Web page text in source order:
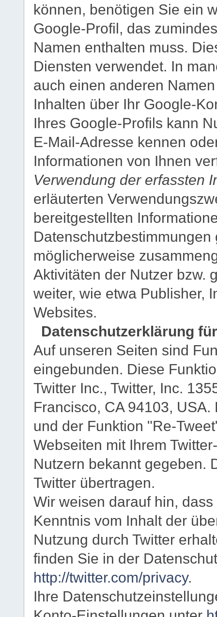
können, benötigen Sie ein
Google-Profil, das
Namen enthalten muss.
Diensten verwendet. In
auch einen anderen
Inhalten über Ihr Google-
Ihres Google-Profils kann
E-Mail-Adresse kennen
Informationen von Ihnen
Verwendung der erfassten
erläuterten
bereitgestellten
möglicherweise
Aktivitäten der Nutzer bzw.
weiter, wie etwa Publisher,
Websites.
Datenschutzerklärung
Auf unseren Seiten sind
eingebunden. Diese
Twitter Inc., Twitter, Inc.
Francisco, CA 94103,
und der Funktion "Re-
Webseiten mit Ihrem
Nutzern bekannt gegeben.
Twitter übertragen.
Wir weisen darauf hin,
Kenntnis vom Inhalt der
Nutzung durch Twitter
finden Sie in der
http://twitter.com/privacy.
Ihre